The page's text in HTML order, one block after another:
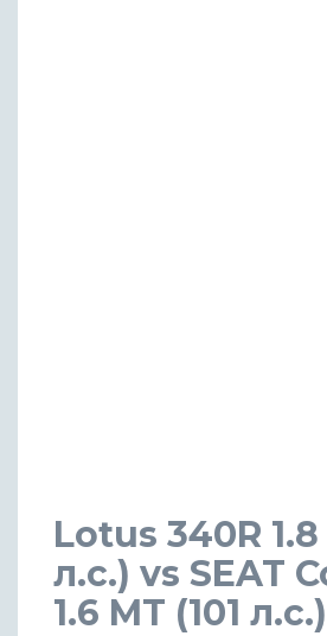
Lotus 340R 1.8
л.с.) vs SEAT
1.6 MT (101 л.с.)